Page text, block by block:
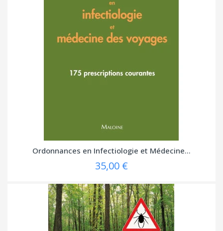
Ordonnances en Infectiologie et Médecine...
35,00 €